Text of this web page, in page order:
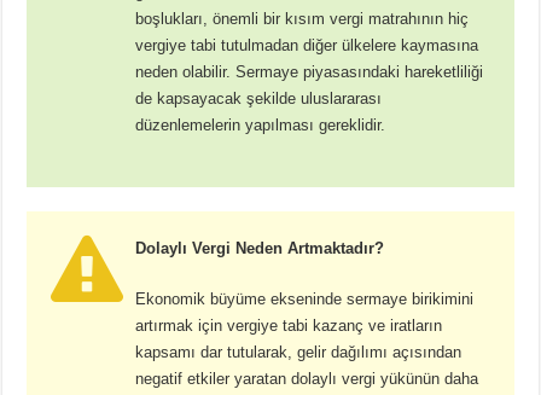
boşlukları, önemli bir kısım vergi matrahının hiç
vergiye tabi tutulmadan diğer ülkelere kaymasına
neden olabilir. Sermaye piyasasındaki hareketliliği
de kapsayacak şekilde uluslararası
düzenlemelerin yapılması gereklidir.
Dolaylı Vergi Neden Artmaktadır?
Ekonomik büyüme ekseninde sermaye birikimini
artırmak için vergiye tabi kazanç ve iratların
kapsamı dar tutularak, gelir dağılımı açısından
negatif etkiler yaratan dolaylı vergi yükünün daha